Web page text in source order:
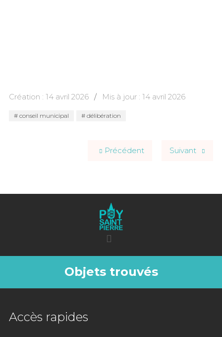
Création : 14 avril 2026 Mis à jour : 14 avril 2026
conseil municipal délibération
Précédent Suivant
Objets trouvés
Accès rapides